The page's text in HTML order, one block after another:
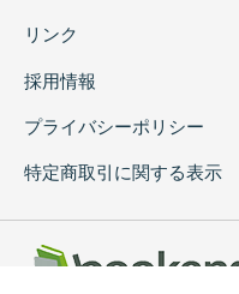
リンク
採用情報
プライバシーポリシー
特定商取引に関する表示